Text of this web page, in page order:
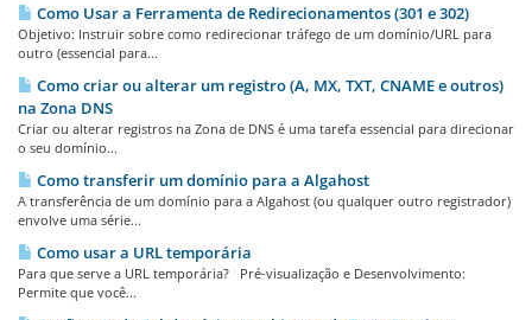
Como Usar a Ferramenta de Redirecionamentos (301 e 302)
Objetivo: Instruir sobre como redirecionar tráfego de um domínio/URL para
outro (essencial para...
Como criar ou alterar um registro (A, MX, TXT, CNAME e outros)
na Zona DNS
Criar ou alterar registros na Zona de DNS é uma tarefa essencial para direcionar
o seu domínio...
Como transferir um domínio para a Algahost
A transferência de um domínio para a Algahost (ou qualquer outro registrador)
envolve uma série...
Como usar a URL temporária
Para que serve a URL temporária? Pré-visualização e Desenvolvimento:
Permite que você...